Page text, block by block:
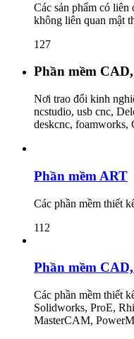
Các sản phẩm có
không liên quan mật
127
Phần mềm
Nơi trao đổi kinh
ncstudio, usb cnc,
deskcnc,
Phần mềm ART
Các phần mềm thiết
112
Phần mềm
Các phần mềm thiết
Solidworks, ProE,
MasterCAM,